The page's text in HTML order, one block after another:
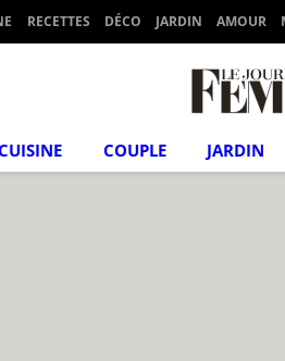
RECETTES DÉCO JARDIN AMOUR
COUPLE JARDIN